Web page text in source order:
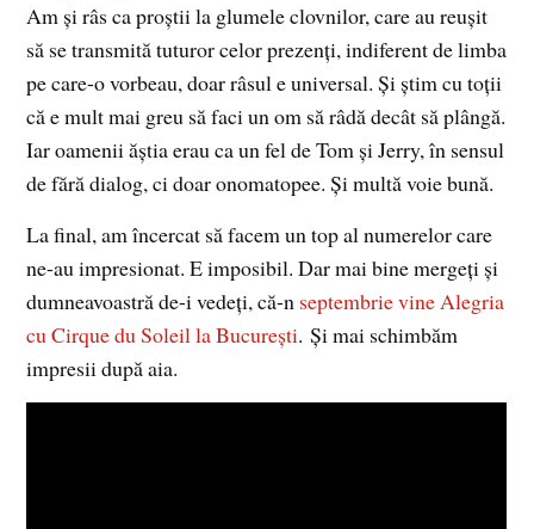
Am şi râs ca proştii la glumele clovnilor, care au reuşit
să se transmită tuturor celor prezenţi, indiferent de limba
pe care-o vorbeau, doar râsul e universal. Şi ştim cu toţii
că e mult mai greu să faci un om să râdă decât să plângă.
Iar oamenii ăştia erau ca un fel de Tom şi Jerry, în sensul
de fără dialog, ci doar onomatopee. Şi multă voie bună.
La final, am încercat să facem un top al numerelor care
ne-au impresionat. E imposibil. Dar mai bine mergeţi şi
dumneavoastră de-i vedeţi, că-n septembrie vine Alegria
cu Cirque du Soleil la Bucureşti. Şi mai schimbăm
impresii după aia.